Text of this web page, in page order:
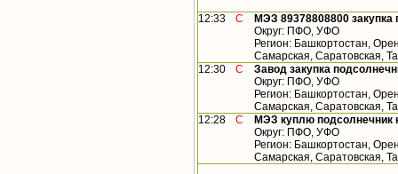
12:33 С
МЭЗ 89378808800
Округ: ПФО, УФО
Регион: Башкортостан,
Самарская, Саратовская,
12:30
С
Завод закупка
Округ: ПФО, УФО
Регион: Башкортостан,
Самарская, Саратовская,
12:28
С
МЭЗ куплю подсолнечник
Округ: ПФО, УФО
Регион: Башкортостан,
Самарская, Саратовская,